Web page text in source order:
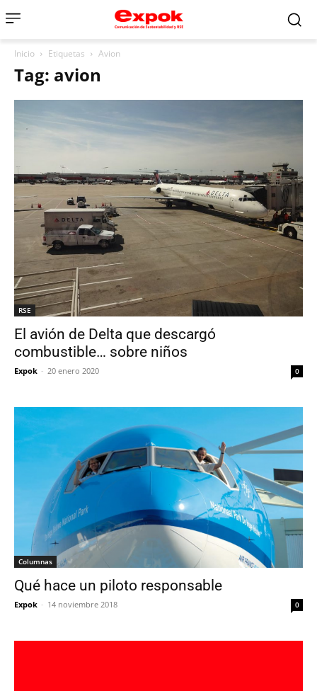
Inicio Etiquetas Avion
Tag: avion
RSE
El avión de Delta que descargó
combustible… sobre niños
Expok - 20 enero 2020 0
Columnas
Qué hace un piloto responsable
Expok - 14 noviembre 2018 0